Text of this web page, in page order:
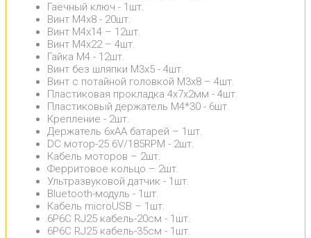
Гаечный ключ - 1шт.
Винт M4x8 - 20шт.
Винт M4x14 – 12шт.
Винт M4x22 – 4шт.
Гайка M4 - 12шт.
Винт без шляпки M3x5 - 4шт.
Винт с потайной головкой M3x8 – 4шт.
Пластиковая прокладка 4x7x2мм - 4шт.
Пластиковый держатель M4*30 - 6шт.
Крепление - 2шт.
Держатель 6хAA батарей – 1шт.
DC мотор-25 6V/185RPM - 2шт.
Кабель моторов – 2шт.
Ферритовое кольцо – 2шт.
Ультразвуковой датчик - 1шт.
Bluetooth-модуль - 1шт.
Кабель microUSB – 1шт.
6P6C RJ25 кабель-20см - 1шт.
6P6C RJ25 кабель-35см - 1шт.